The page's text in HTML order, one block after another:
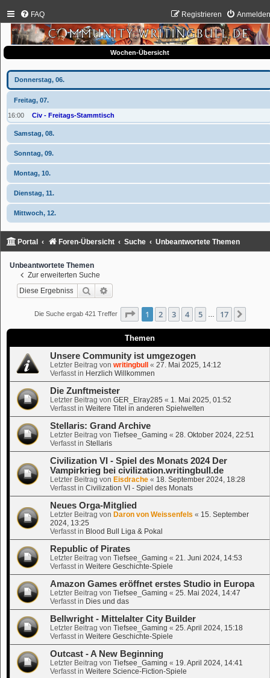
FAQ Registrieren
Wochen-Übersicht
Donnerstag, 06.
Freitag, 07.
16:00 Civ - Freitags-Stammtisch
Samstag, 08.
Sonntag, 09.
Montag, 10.
Dienstag, 11.
Mittwoch, 12.
Portal Foren-Übersicht Suche Unbeantwortete Themen
Unbeantwortete Themen
Zur erweiterten Suche
Suche
Die Suche ergab 421 Treffer Seite 1von 17
1 2 3 4 5 17
Themen
Unsere Community ist umgezogen
Letzter Beitrag von writingbull « 27. Mai 2025, 14:12
Verfasst in Herzlich Willkommen
Die Zunftmeister
Letzter Beitrag von GER_Elray285 « 1. Mai 2025, 01:52
Verfasst in Weitere Titel in anderen Spielwelten
Stellaris: Grand Archive
Letzter Beitrag von Tiefsee_Gaming « 28. Oktober 2024, 22:51
Verfasst in Stellaris
Civilization VI - Spiel des Monats 2024 Der
Vampirkrieg bei civilization.writingbull.de
Letzter Beitrag von Eisdrache « 18. September 2024, 18:28
Verfasst in Civilization VI - Spiel des Monats
Neues Orga-Mitglied
Letzter Beitrag von Daron von Weissenfels « 15. September
2024, 13:25
Verfasst in Blood Bull Liga & Pokal
Republic of Pirates
Letzter Beitrag von Tiefsee_Gaming « 21. Juni 2024, 14:53
Verfasst in Weitere Geschichte-Spiele
Amazon Games eröffnet erstes Studio in Europa
Letzter Beitrag von Tiefsee_Gaming « 25. Mai 2024, 14:47
Verfasst in Dies und das
Bellwright - Mittelalter City Builder
Letzter Beitrag von Tiefsee_Gaming « 25. April 2024, 15:18
Verfasst in Weitere Geschichte-Spiele
Outcast - A New Beginning
Letzter Beitrag von Tiefsee_Gaming « 19. April 2024, 14:41
Verfasst in Weitere Science-Fiction-Spiele